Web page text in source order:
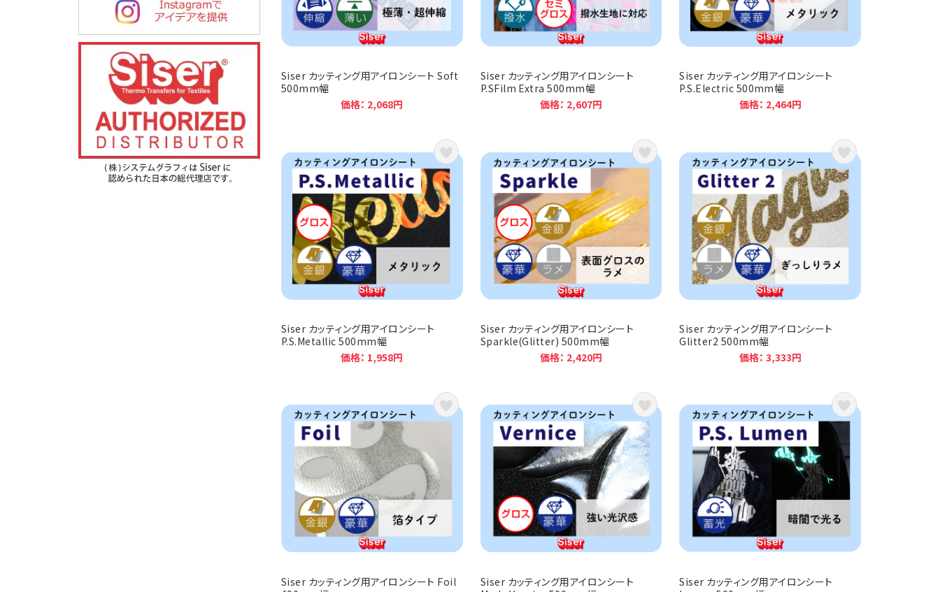
Siser カッティング用アイロンシート Soft
500mm幅
価格： 2,068円
Siser カッティング用アイロンシート
P.SFilm Extra 500mm幅
価格： 2,607円
Siser カッティング用アイロンシート
P.S.Electric 500mm幅
価格： 2,464円
Siser カッティング用アイロンシート
P.S.Metallic 500mm幅
価格： 1,958円
Siser カッティング用アイロンシート
Sparkle(Glitter) 500mm幅
価格： 2,420円
Siser カッティング用アイロンシート
Glitter2 500mm幅
価格： 3,333円
Siser カッティング用アイロンシート Foil
Siser カッティング用アイロンシート
Siser カッティング用アイロンシート